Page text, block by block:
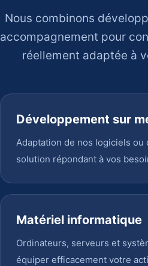
Nous combinons
accompagnement pour
réellement adaptée à
Développement sur
Adaptation de nos logiciels ou
solution répondant à vos
Matériel informatique
Ordinateurs, serveurs et
équiper efficacement votre